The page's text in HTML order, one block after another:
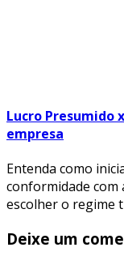
Lucro Presumido
empresa
Entenda como
conformidade com
escolher o regime
Deixe um